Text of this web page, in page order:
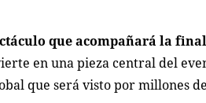
que acompañará la
en una pieza central del
que será visto por millones